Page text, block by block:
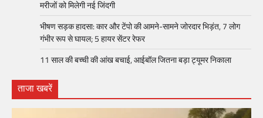
मरीजों को मिलेगी नई जिंदगी
भीषण सड़क हादसा: कार और टेंपो की आमने-सामने जोरदार भिड़ंत, 7 लोग
गंभीर रूप से घायल; 5 हायर सेंटर रेफर​
11 साल की बच्ची की आंख बचाई, आईबॉल जितना बड़ा ट्यूमर निकाला
ताजा खबरें